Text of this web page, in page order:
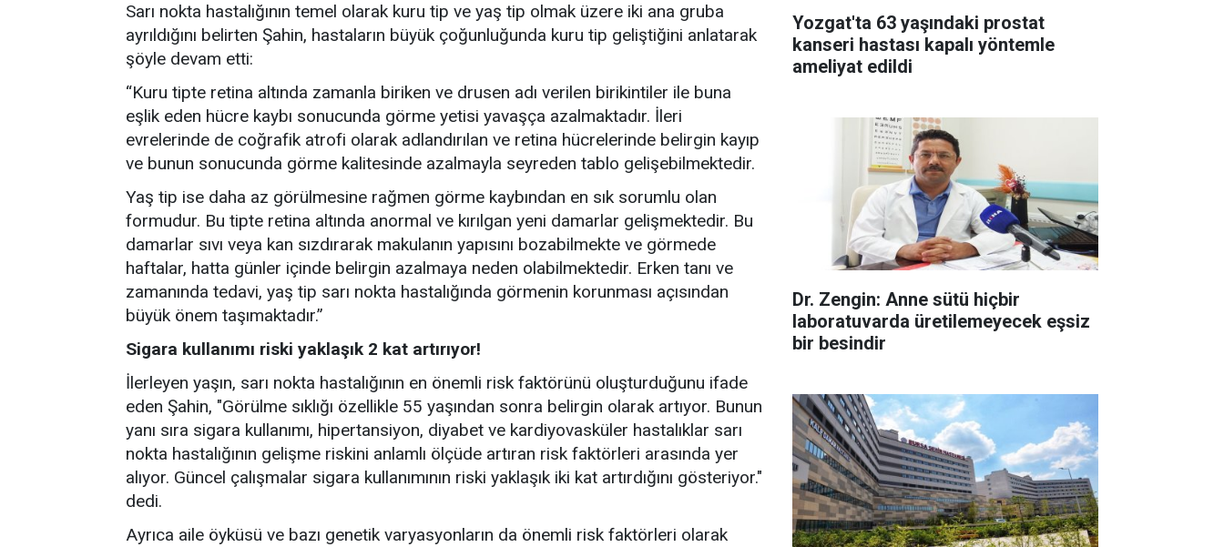
Sarı nokta hastalığının temel olarak kuru tip ve yaş tip olmak üzere iki ana gruba
ayrıldığını belirten Şahin, hastaların büyük çoğunluğunda kuru tip geliştiğini anlatarak
şöyle devam etti:
“Kuru tipte retina altında zamanla biriken ve drusen adı verilen birikintiler ile buna
eşlik eden hücre kaybı sonucunda görme yetisi yavaşça azalmaktadır. İleri
evrelerinde de coğrafik atrofi olarak adlandırılan ve retina hücrelerinde belirgin kayıp
ve bunun sonucunda görme kalitesinde azalmayla seyreden tablo gelişebilmektedir.
Yaş tip ise daha az görülmesine rağmen görme kaybından en sık sorumlu olan
formudur. Bu tipte retina altında anormal ve kırılgan yeni damarlar gelişmektedir. Bu
damarlar sıvı veya kan sızdırarak makulanın yapısını bozabilmekte ve görmede
haftalar, hatta günler içinde belirgin azalmaya neden olabilmektedir. Erken tanı ve
zamanında tedavi, yaş tip sarı nokta hastalığında görmenin korunması açısından
büyük önem taşımaktadır.”
Sigara kullanımı riski yaklaşık 2 kat artırıyor!
İlerleyen yaşın, sarı nokta hastalığının en önemli risk faktörünü oluşturduğunu ifade
eden Şahin, "Görülme sıklığı özellikle 55 yaşından sonra belirgin olarak artıyor. Bunun
yanı sıra sigara kullanımı, hipertansiyon, diyabet ve kardiyovasküler hastalıklar sarı
nokta hastalığının gelişme riskini anlamlı ölçüde artıran risk faktörleri arasında yer
alıyor. Güncel çalışmalar sigara kullanımının riski yaklaşık iki kat artırdığını gösteriyor."
dedi.
Ayrıca aile öyküsü ve bazı genetik varyasyonların da önemli risk faktörleri olarak
Yozgat'ta 63 yaşındaki prostat
kanseri hastası kapalı yöntemle
ameliyat edildi
Dr. Zengin: Anne sütü hiçbir
laboratuvarda üretilemeyecek eşsiz
bir besindir